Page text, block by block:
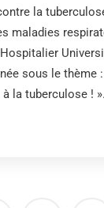
la
maladies
sous le thème
la tuberculose !